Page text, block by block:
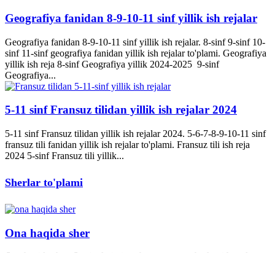
Geografiya fanidan 8-9-10-11 sinf yillik ish rejalar
Geografiya fanidan 8-9-10-11 sinf yillik ish rejalar. 8-sinf 9-sinf 10-
sinf 11-sinf geografiya fanidan yillik ish rejalar to'plami. Geografiya
yillik ish reja 8-sinf Geografiya yillik 2024-2025 9-sinf
Geografiya...
5-11 sinf Fransuz tilidan yillik ish rejalar 2024
5-11 sinf Fransuz tilidan yillik ish rejalar 2024. 5-6-7-8-9-10-11 sinf
fransuz tili fanidan yillik ish rejalar to'plami. Fransuz tili ish reja
2024 5-sinf Fransuz tili yillik...
Sherlar to'plami
Ona haqida sher